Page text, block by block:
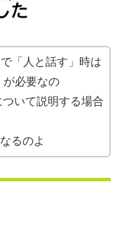
「人と話す」時は
が必要なの
いて説明する場合
るのよ